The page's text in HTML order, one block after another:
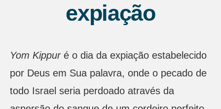
expiação
Yom Kippuré o dia da expiação estabelecido
por Deus em Sua palavra, onde o pecado de
todo Israel seria perdoado através da